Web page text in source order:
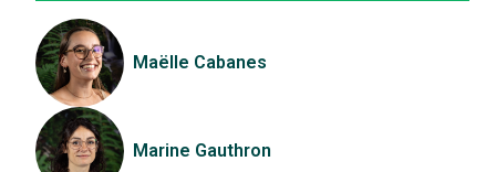
Maëlle Cabanes
Marine Gauthron